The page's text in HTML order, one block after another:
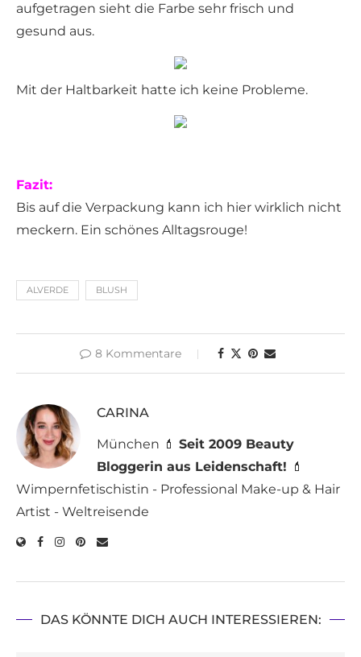
aufgetragen sieht die Farbe sehr frisch und
gesund aus.
Mit der Haltbarkeit hatte ich keine Probleme.
Fazit:
Bis auf die Verpackung kann ich hier wirklich nicht
meckern. Ein schönes Alltagsrouge!
ALVERDE BLUSH
8 Kommentare
CARINA
München 💄 Seit 2009 Beauty
Bloggerin aus Leidenschaft! 💄
Wimpernfetischistin - Professional Make-up & Hair
Artist - Weltreisende
DAS KÖNNTE DICH AUCH INTERESSIEREN: